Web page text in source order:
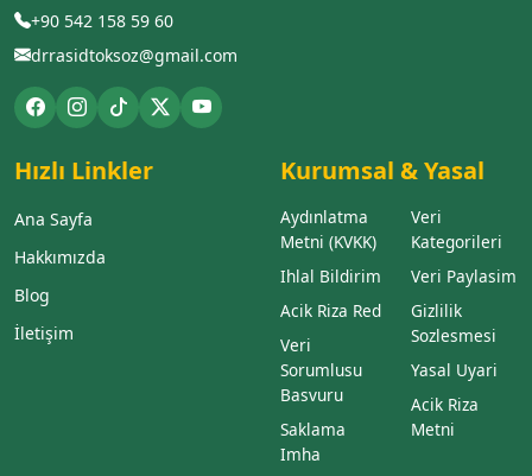
+90 542 158 59 60
drrasidtoksoz@gmail.com
Hızlı Linkler
Ana Sayfa
Hakkımızda
Blog
İletişim
Kurumsal & Yasal
Aydınlatma
Metni (KVKK)
Ihlal Bildirim
Acik Riza Red
Veri
Sorumlusu
Basvuru
Saklama
Imha
Veri
Kategorileri
Veri Paylasim
Gizlilik
Sozlesmesi
Yasal Uyari
Acik Riza
Metni